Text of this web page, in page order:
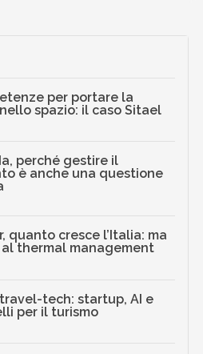
per portare la
spazio: il caso Sitael
perché gestire il
è anche una questione
quanto cresce l’Italia: ma
thermal management
tech: startup, AI e
per il turismo